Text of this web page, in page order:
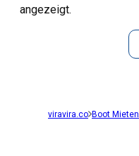
angezeigt.
viravira.co Boot Mieten